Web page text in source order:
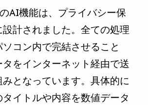
AI機能は、プライバシー保
計されました。全ての処理
コン内で完結させること
をインターネット経由で送
となっています。具体的に
イトルや内容を数値データ